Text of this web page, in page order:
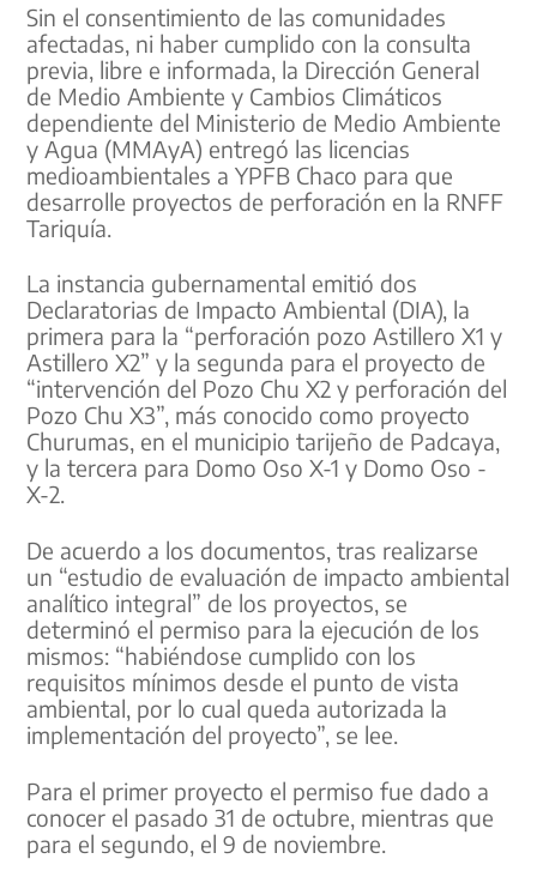
Sin el consentimiento de las comunidades
afectadas, ni haber cumplido con la consulta
previa, libre e informada, la Dirección General
de Medio Ambiente y Cambios Climáticos
dependiente del Ministerio de Medio Ambiente
y Agua (MMAyA) entregó las licencias
medioambientales a YPFB Chaco para que
desarrolle proyectos de perforación en la RNFF
Tariquía.
La instancia gubernamental emitió dos
Declaratorias de Impacto Ambiental (DIA), la
primera para la “perforación pozo Astillero X1 y
Astillero X2” y la segunda para el proyecto de
“intervención del Pozo Chu X2 y perforación del
Pozo Chu X3”, más conocido como proyecto
Churumas, en el municipio tarijeño de Padcaya,
y la tercera para Domo Oso X-1 y Domo Oso -
X-2.
De acuerdo a los documentos, tras realizarse
un “estudio de evaluación de impacto ambiental
analítico integral” de los proyectos, se
determinó el permiso para la ejecución de los
mismos: “habiéndose cumplido con los
requisitos mínimos desde el punto de vista
ambiental, por lo cual queda autorizada la
implementación del proyecto”, se lee.
Para el primer proyecto el permiso fue dado a
conocer el pasado 31 de octubre, mientras que
para el segundo, el 9 de noviembre.